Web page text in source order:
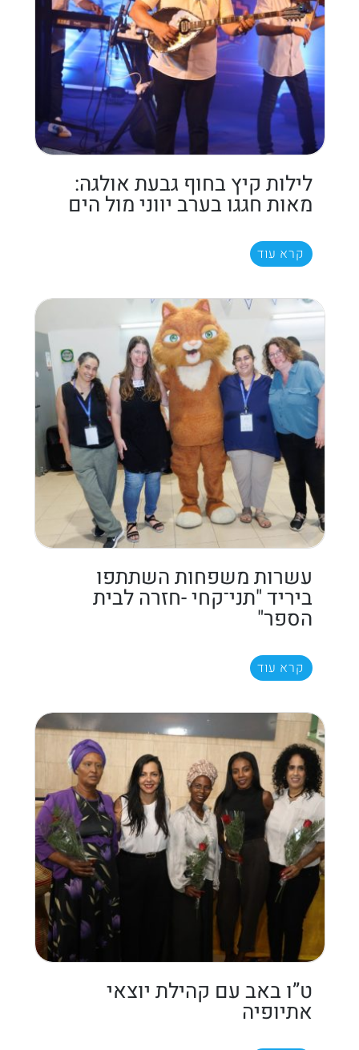
לילות קיץ בחוף גבעת אולגה:
מאות חגגו בערב יווני מול הים
קרא עוד
עשרות משפחות השתתפו
ביריד "תני־קחי -חזרה לבית
הספר"
קרא עוד
ט”ו באב עם קהילת יוצאי
אתיופיה